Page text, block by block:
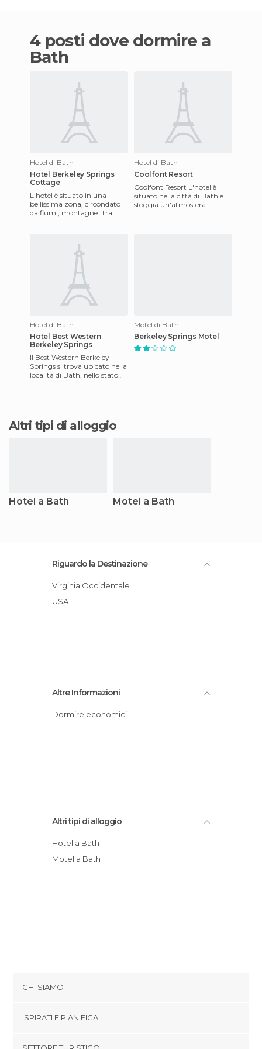
4 posti dove dormire a
Bath
Hotel di Bath
Hotel Berkeley Springs
Cottage
L'hotel è situato in una
bellissima zona, circondato
da fiumi, montagne. Tra i
Hotel di Bath
Coolfont Resort
Coolfont Resort L'hotel è
situato nella città di Bath e
sfoggia un'atmosfera
Hotel di Bath
Hotel Best Western
Berkeley Springs
Il Best Western Berkeley
Springs si trova ubicato nella
località di Bath, nello stato
Motel di Bath
Berkeley Springs Motel
Altri tipi di alloggio
Hotel a Bath Motel a Bath
Riguardo la Destinazione
Virginia Occidentale
USA
Altre Informazioni
Dormire economici
Altri tipi di alloggio
Hotel a Bath
Motel a Bath
CHI SIAMO
ISPIRATI E PIANIFICA